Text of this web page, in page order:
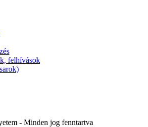
felhívások
- Minden jog fenntartva